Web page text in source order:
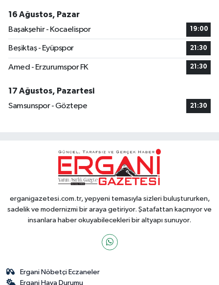
16 Ağustos, Pazar
Başakşehir - Kocaelispor
19:00
Beşiktaş - Eyüpspor 21:30
Amed - Erzurumspor FK 21:30
17 Ağustos, Pazartesi
Samsunspor - Göztepe
21:30
erganigazetesi.com.tr, yepyeni temasıyla sizleri buluştururken,
sadelik ve modernizmi bir araya getiriyor. Şatafattan kaçınıyor ve
insanlara haber okuyabilecekleri bir altyapı sunuyor.
Ergani Nöbetçi Eczaneler
Ergani Hava Durumu